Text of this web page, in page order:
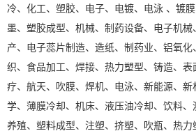
冷、化工、塑胶、电子、电镀、电泳 、镀
墨、塑胶成型、机械、制药设备、电子机
产、电子蕊片制造、造纸、制药业、铝氧
织、食品加工、焊接、热力塑型、铸造、
疗、航天、吹膜、焊机、电泳、新能源、
学、薄膜冷却、机床、液压油冷却、饮料、
养殖、塑料成型、注塑、挤塑、吹瓶、热